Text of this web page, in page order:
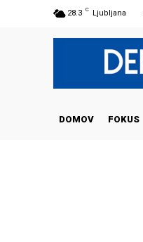
28.3 C Ljubljana
DOMOV FOKUS